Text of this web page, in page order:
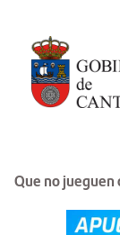
Que no jueguen